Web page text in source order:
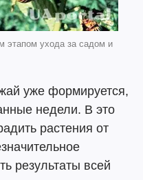
этапом ухода за садом и
уже формируется,
недели. В это
растения от
результаты всей